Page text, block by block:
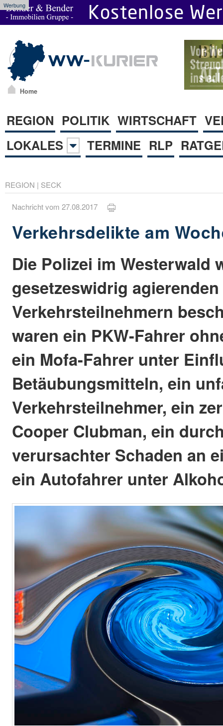
Werbung
Home
REGION POLITIK WIRTSCHAFT
LOKALES
TERMINE RLP
REGION | SECK
Nachricht vom 27.08.2017
Verkehrsdelikte am
Die Polizei im Westerwald
gesetzeswidrig agierenden
Verkehrsteilnehmern
waren ein PKW-Fahrer
ein Mofa-Fahrer unter
Betäubungsmitteln, ein
Verkehrsteilnehmer, ein
Cooper Clubman, ein
verursachter Schaden an
ein Autofahrer unter